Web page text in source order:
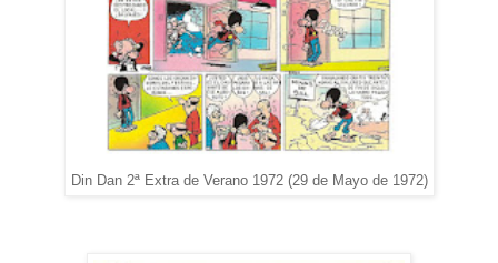
Din Dan 2ª Extra de Verano 1972 (29 de Mayo de 1972)